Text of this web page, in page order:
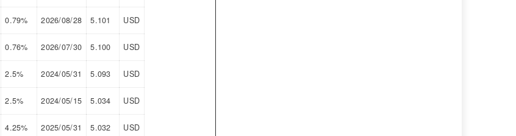
0.79% 2026/08/28 5.101 USD
0.76% 2026/07/30 5.100 USD
2.5% 2024/05/31 5.093 USD
2.5% 2024/05/15 5.034 USD
4.25% 2025/05/31 5.032 USD